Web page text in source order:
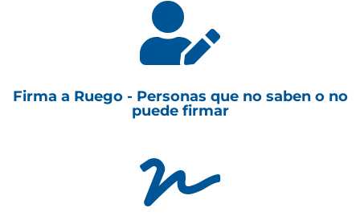

Firma a Ruego - Personas que no saben o no
puede firmar
